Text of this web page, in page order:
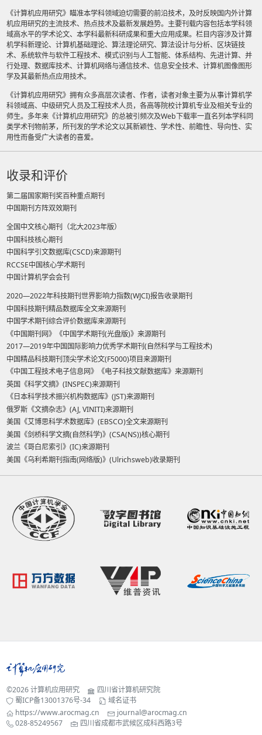
《计算机应用研究》瞄准本学科领域迫切需要的前沿技术，及时反映国内外计算
机应用研究的主流技术、热点技术及最新发展趋势。主要刊载内容包括本学科领
域高水平的学术论文、本学科最新科研成果和重大应用成果。栏目内容涉及计算
机学科新理论、计算机基础理论、算法理论研究、算法设计与分析、区块链技
术、系统软件与软件工程技术、模式识别与人工智能、体系结构、先进计算、并
行处理、数据库技术、计算机网络与通信技术、信息安全技术、计算机图像图形
学及其最新热点应用技术。
《计算机应用研究》拥有众多高层次读者、作者，读者对象主要为从事计算机学
科领域高、中级研究人员及工程技术人员，各高等院校计算机专业及相关专业的
师生。多年来《计算机应用研究》的总被引频次及Web下载率一直名列本学科同
类学术刊物前茅，所刊发的学术论文以其新颖性、学术性、前瞻性、导向性、实
用性而备受广大读者的喜爱。
收录和评价
第二届国家期刊奖百种重点期刊
中国期刊方阵双效期刊
全国中文核心期刊（北大2023年版）
中国科技核心期刊
中国科学引文数据库(CSCD)来源期刊
RCCSE中国核心学术期刊
中国计算机学会会刊
2020—2022年科技期刊世界影响力指数(WJCI)报告收录期刊
中国科技期刊精品数据库全文来源期刊
中国学术期刊综合评价数据库来源期刊
《中国期刊网》《中国学术期刊(光盘版)》来源期刊
2017—2019年中国国际影响力优秀学术期刊(自然科学与工程技术)
中国精品科技期刊顶尖学术论文(F5000)项目来源期刊
《中国工程技术电子信息网》《电子科技文献数据库》来源期刊
英国《科学文摘》(INSPEC)来源期刊
《日本科学技术振兴机构数据库》(JST)来源期刊
俄罗斯《文摘杂志》(AJ, VINITI)来源期刊
美国《艾博思科学术数据库》(EBSCO)全文来源期刊
美国《剑桥科学文摘(自然科学)》(CSA(NS))核心期刊
波兰《哥白尼索引》(IC)来源期刊
美国《乌利希期刊指南(网络版)》(Ulrichsweb)收录期刊
©2026 计算机应用研究
四川省计算机研究院
蜀ICP备13001376号-34
域名证书
https://www.arocmag.cn
journal@arocmag.cn
028-85249567
四川省成都市武候区成科西路3号